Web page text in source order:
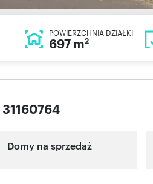
POWIERZCHNIA DZIAŁKI
697 m2
Domy na sprzedaż